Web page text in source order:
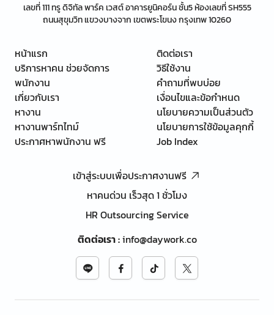
เลขที่ 111 ทรู ดิจิทัล พาร์ค เวสต์ อาคารยูนิคอร์น ชั้น5 ห้องเลขที่ SH555
ถนนสุขุมวิท แขวงบางจาก เขตพระโขนง กรุงเทพ 10260
หน้าแรก
บริการหาคน ช่วยจัดการ
พนักงาน
เกี่ยวกับเรา
หางาน
หางานพาร์ทไทม์
ประกาศหาพนักงาน ฟรี
ติดต่อเรา
วิธีใช้งาน
คำถามที่พบบ่อย
เงื่อนไขและข้อกำหนด
นโยบายความเป็นส่วนตัว
นโยบายการใช้ข้อมูลคุกกี้
Job Index
เข้าสู่ระบบเพื่อประกาศงานฟรี
หาคนด่วน เร็วสุด 1 ชั่วโมง
HR Outsourcing Service
ติดต่อเรา:info@daywork.co